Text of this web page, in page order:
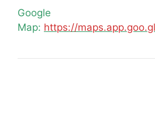
Google
Map: https://